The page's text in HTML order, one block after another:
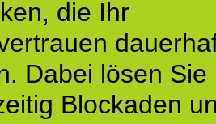
die Ihr
Dabei lösen Sie
Blockaden